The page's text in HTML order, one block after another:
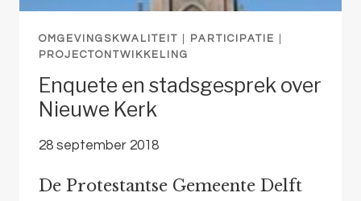
OMGEVINGSKWALITEIT PARTICIPATIE
PROJECTONTWIKKELING
Enquete en stadsgesprek over
Nieuwe Kerk
28 september 2018
De Protestantse Gemeente Delft